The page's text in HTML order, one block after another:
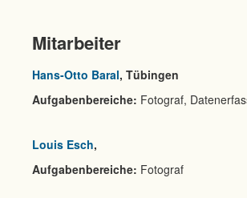
Mitarbeiter
Hans-Otto Baral, Tübingen
Aufgabenbereiche: Fotograf,
Louis Esch,
Aufgabenbereiche: Fotograf